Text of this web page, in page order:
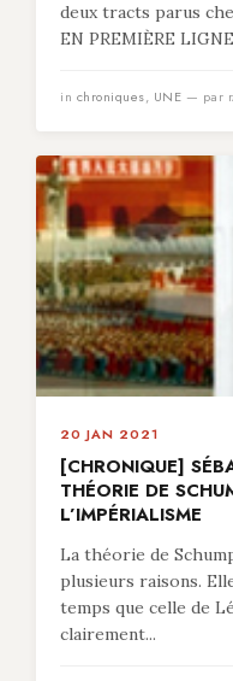
deux tracts parus
EN PREMIÈRE
in chroniques, UNE — par
20 JAN 2021
[CHRONIQUE]
THÉORIE DE
L’IMPÉRIALISME
La théorie de
plusieurs raisons.
temps que celle de
clairement...